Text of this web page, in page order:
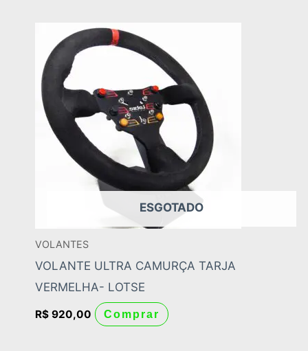
ESGOTADO
VOLANTES
VOLANTE ULTRA CAMURÇA TARJA
VERMELHA- LOTSE
R$ 920,00 Comprar